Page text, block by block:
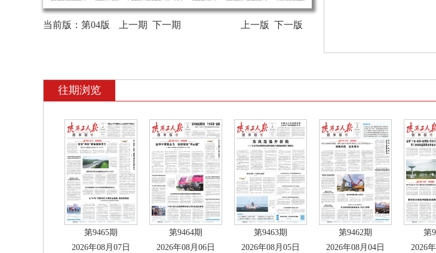
当前版： 第04版 上一期 下一期 上一版 下一版
往期浏览
第9465期
2026年08月07日
第9464期
2026年08月06日
第9463期
2026年08月05日
第9462期
2026年08月04日
第
2026